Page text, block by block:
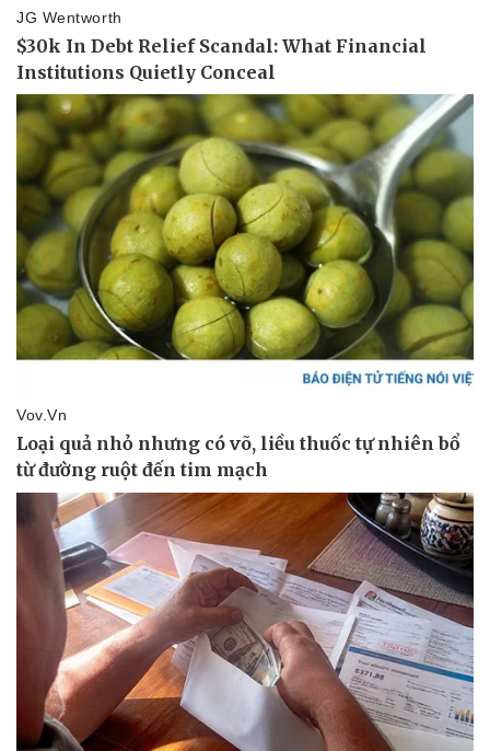
Pháp luật
Vụ án
Tin nóng
Tư vấn luật
Quân sự - Quốc phòng
Vũ khí
Việt Nam
Phân tích